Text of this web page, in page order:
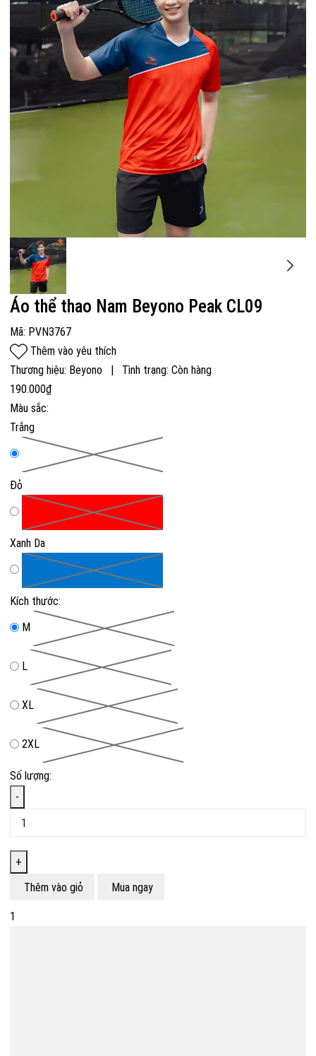
Áo thể thao Nam Beyono Peak CL09
Mã: PVN3767
Thêm vào yêu thích
Thương hiệu: Beyono Tình trạng: Còn hàng
190.000₫
Màu sắc:
Trắng
Đỏ
Xanh Da
Kích thước:
M
L
XL
2XL
Số lượng:
-
+
Thêm vào giỏ
Mua ngay
1